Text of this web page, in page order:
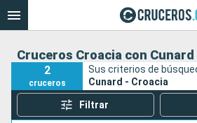
Cruceros Croacia con Cunard
2
cruceros
Sus criterios de
Cunard - Croacia
Filtrar